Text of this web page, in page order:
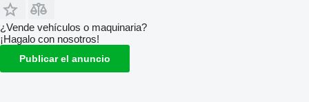
¿Vende vehículos o maquinaria?
¡Hagalo con nosotros!
Publicar el anuncio